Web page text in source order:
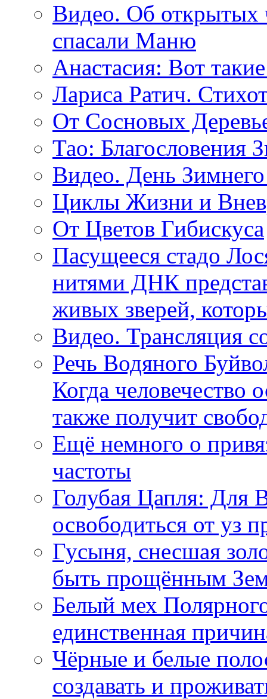
Видео. Об открытых
спасали Маню
Анастасия: Вот
Лариса Ратич.
От Сосновых
Тао: Благословения
Видео. День
Циклы Жизни и
От Цветов Гибискуса
Пасущееся стадо
нитями ДНК
живых зверей,
Видео. Трансляция
Речь Водяного
Когда человечество
также получит
Ещё немного о
частоты
Голубая Цапля: Для
освободиться от уз
Гусыня, снесшая
быть прощённым
Белый мех
единственная
Чёрные и белые
создавать и